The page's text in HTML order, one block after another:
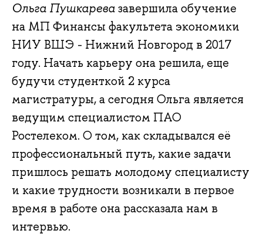
Ольга Пушкаревазавершила обучение
на МП Финансы факультета экономики
НИУ ВШЭ - Нижний Новгород в 2017
году. Начать карьеру она решила, еще
будучи студенткой 2 курса
магистратуры, а сегодня Ольга является
ведущим специалистом ПАО
Ростелеком. О том, как складывался её
профессиональный путь, какие задачи
пришлось решать молодому специалисту
и какие трудности возникали в первое
время в работе она рассказала нам в
интервью.